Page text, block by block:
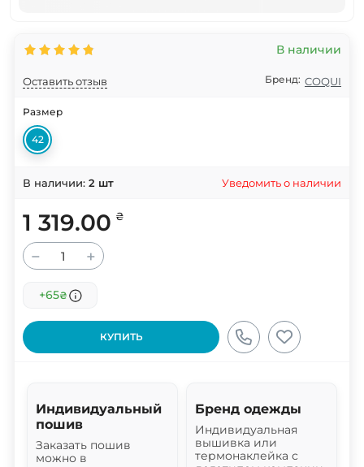
Оставить отзыв
В наличии
Бренд: COQUI
Размер
42
В наличии: 2 шт Уведомить о наличии
1 319.00 ₴
− +
+65₴
КУПИТЬ
Индивидуальный
пошив
Заказать пошив
можно в
Бренд одежды
Индивидуальная
вышивка или
термонаклейка с